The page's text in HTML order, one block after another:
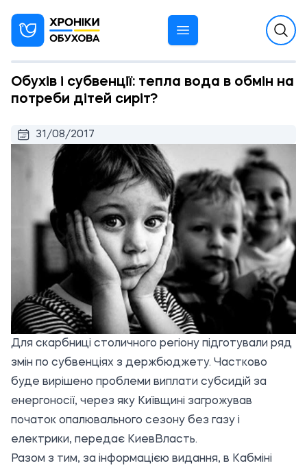
Обухів і субвенції: тепла вода в обмін на
потреби дітей сиріт?
31/08/2017
Для скарбниці столичного регіону підготували ряд
змін по субвенціях з держбюджету. Частково
буде вирішено проблеми виплати субсидій за
енергоносії, через яку Київщині загрожував
початок опалювального сезону без газу і
електрики, передає КиевВласть.
Разом з тим, за інформацією видання, в Кабміні